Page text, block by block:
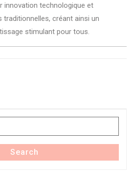
innovation technologique et
traditionnelles, créant ainsi un
stimulant pour tous.
Search